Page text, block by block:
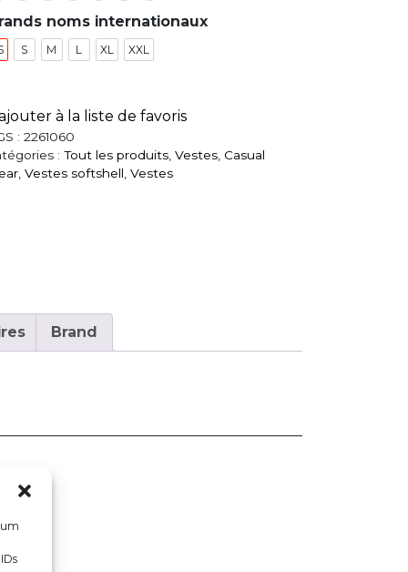
noms internationaux
S M L XL XXL
à la liste de favoris
: 2261060
: Tout les produits, Vestes, Casual
, Vestes softshell, Vestes
Brand